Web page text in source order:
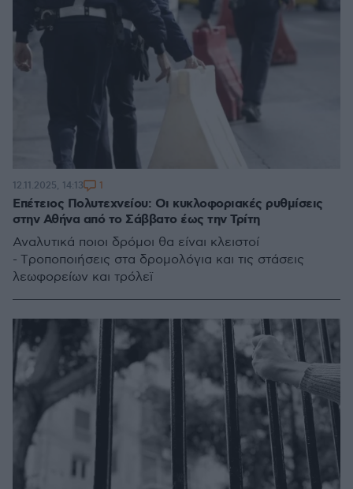
Επέτειος Πολυτεχνείου: Οι κυκλοφοριακές ρυθμίσεις
στην Αθήνα από το Σάββατο έως την Τρίτη
Αναλυτικά ποιοι δρόμοι θα είναι κλειστοί
- Tροποποιήσεις στα δρομολόγια και τις στάσεις
λεωφορείων και τρόλεϊ
12.11.2025, 14:13 1